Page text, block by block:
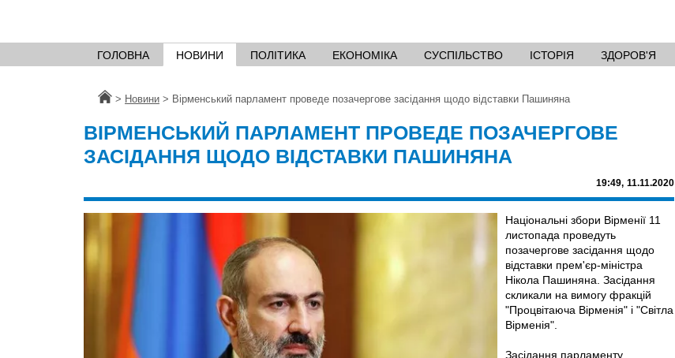
ГОЛОВНА НОВИНИ ПОЛІТИКА ЕКОНОМІКА СУСПІЛЬСТВО ІСТОРІЯ ЗДОРОВ'Я
Головна
> Новини > Вірменський парламент проведе позачергове засідання щодо відставки Пашиняна
ВІРМЕНСЬКИЙ ПАРЛАМЕНТ ПРОВЕДЕ ПОЗАЧЕРГОВЕ
ЗАСІДАННЯ ЩОДО ВІДСТАВКИ ПАШИНЯНА
19:49, 11.11.2020
Національні збори Вірменії 11
листопада проведуть
позачергове засідання щодо
відставки прем'єр-міністра
Нікола Пашиняна. Засідання
скликали на вимогу фракцій
"Процвітаюча Вірменія" і "Світла
Вірменія".
Засідання парламенту